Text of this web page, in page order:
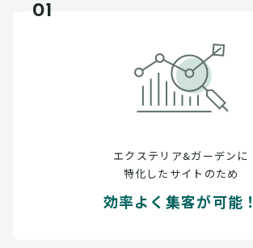
01
エクステリア&ガーデンに
特化したサイトのため
効率よく集客が可能！